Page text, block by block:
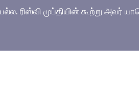
ரிஸ்வி முப்தியின் கூற்று அவர்